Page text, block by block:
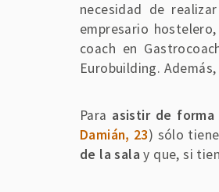
necesidad de
empresario hostelero,
coach en
Eurobuilding.
Para asistir de forma
Damián, 23) sólo
de la sala y que, si